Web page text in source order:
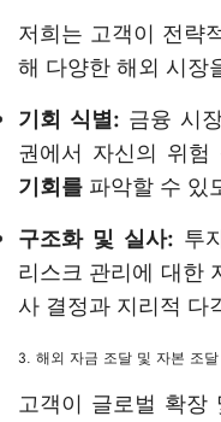
저희는 고객이 전략
해 다양한 해외 시장
기회 식별: 금융 시
권에서 자신의 위
기회를 파악할 수 있
구조화 및 실사: 투
리스크 관리에 대한
사 결정과 지리적 다
3. 해외 자금 조달 및 자본 조달
고객이 글로벌 확장